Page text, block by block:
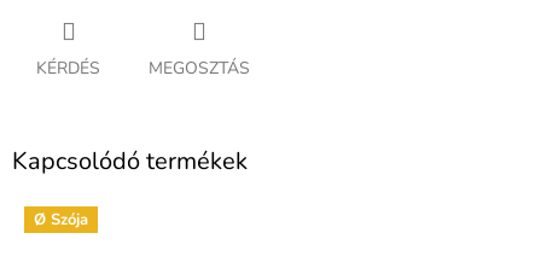
KÉRDÉS MEGOSZTÁS
Kapcsolódó termékek
Ø Szója